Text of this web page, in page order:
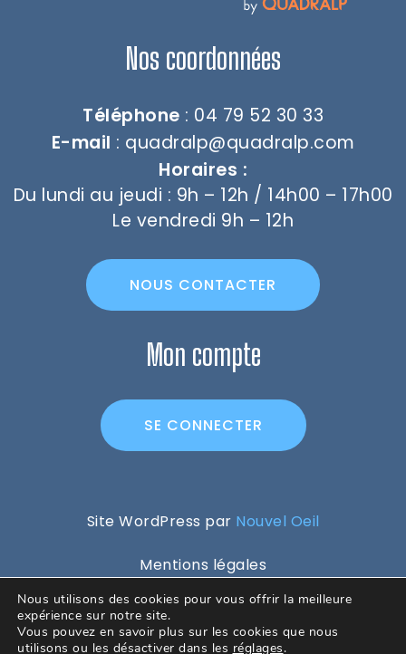
Nous utilisons des cookies pour vous offrir la meilleure
expérience sur notre site.
Vous pouvez en savoir plus sur les cookies que nous
utilisons ou les désactiver dans les réglages.
Nos coordonnées
Téléphone : 04 79 52 30 33
E-mail : quadralp@quadralp.com
Horaires :
Du lundi au jeudi : 9h – 12h / 14h00 – 17h00
Le vendredi 9h – 12h
NOUS CONTACTER
Mon compte
SE CONNECTER
Site WordPress par Nouvel Oeil
Mentions légales
Conditions générales d’utilisations
Politique de confidentialité
Conditions générales de ventes